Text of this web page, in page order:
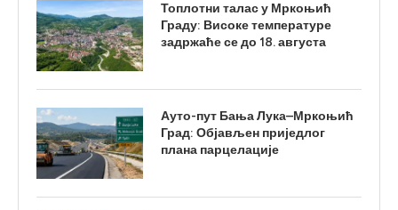
Топлотни талас у Мркоњић
Граду: Високе температуре
задржаће се до 18. августа
Ауто-пут Бања Лука–Мркоњић
Град: Објављен приједлог
плана парцелације